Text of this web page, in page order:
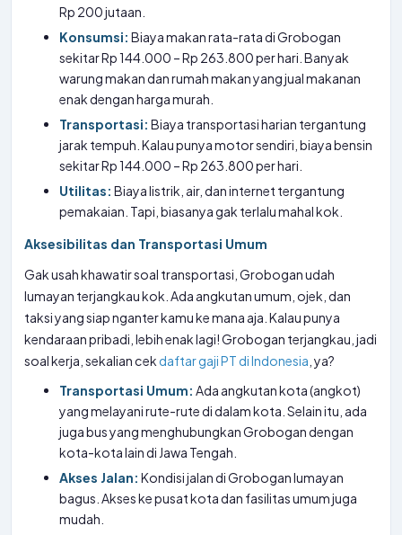
Rp 200 jutaan.
Konsumsi: Biaya makan rata-rata di Grobogan
sekitar Rp 144.000 – Rp 263.800 per hari. Banyak
warung makan dan rumah makan yang jual makanan
enak dengan harga murah.
Transportasi: Biaya transportasi harian tergantung
jarak tempuh. Kalau punya motor sendiri, biaya bensin
sekitar Rp 144.000 – Rp 263.800 per hari.
Utilitas: Biaya listrik, air, dan internet tergantung
pemakaian. Tapi, biasanya gak terlalu mahal kok.
Aksesibilitas dan Transportasi Umum
Gak usah khawatir soal transportasi, Grobogan udah
lumayan terjangkau kok. Ada angkutan umum, ojek, dan
taksi yang siap nganter kamu ke mana aja. Kalau punya
kendaraan pribadi, lebih enak lagi! Grobogan terjangkau, jadi
soal kerja, sekalian cek daftar gaji PT di Indonesia , ya?
Transportasi Umum: Ada angkutan kota (angkot)
yang melayani rute-rute di dalam kota. Selain itu, ada
juga bus yang menghubungkan Grobogan dengan
kota-kota lain di Jawa Tengah.
Akses Jalan: Kondisi jalan di Grobogan lumayan
bagus. Akses ke pusat kota dan fasilitas umum juga
mudah.